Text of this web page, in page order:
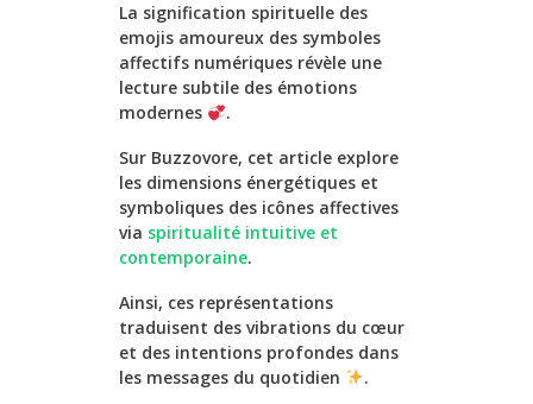
La signification spirituelle des
emojis amoureux des symboles
affectifs numériques révèle une
lecture subtile des émotions
modernes
.
Sur Buzzovore, cet article explore
les dimensions énergétiques et
symboliques des icônes affectives
via spiritualité intuitive et
contemporaine.
Ainsi, ces représentations
traduisent des vibrations du cœur
et des intentions profondes dans
les messages du quotidien
.